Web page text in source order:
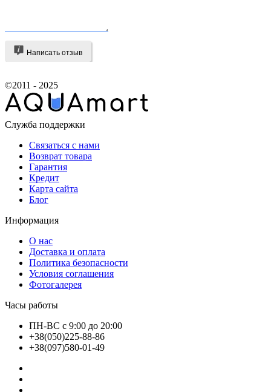
Написать отзыв
©2011 - 2025
Служба поддержки
Связаться с нами
Возврат товара
Гарантия
Кредит
Карта сайта
Блог
Информация
О нас
Доставка и оплата
Политика безопасности
Условия соглашения
Фотогалерея
Часы работы
ПН-ВС с 9:00 до 20:00
+38(050)225-88-86
+38(097)580-01-49